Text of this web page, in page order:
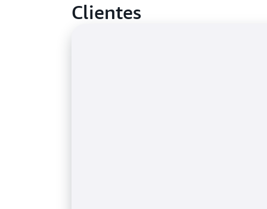
Clientes